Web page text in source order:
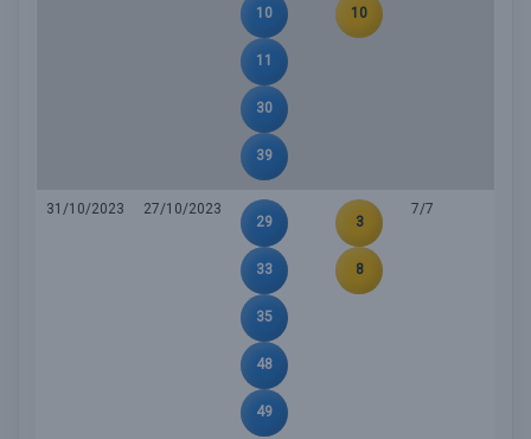
10
11
30
39
10
31/10/2023
27/10/2023
29
33
35
48
49
3
8
7/7